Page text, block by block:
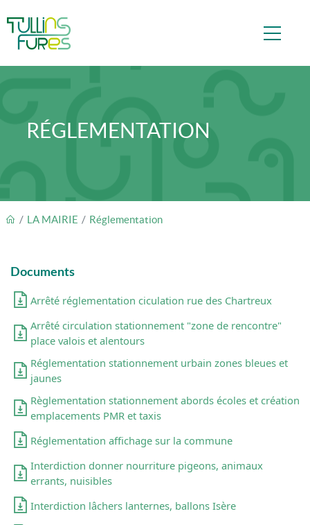
RÉGLEMENTATION
FIL D'ARIANE
LA MAIRIE Réglementation
Documents
Arrêté réglementation ciculation rue des Chartreux
Arrêté circulation stationnement "zone de rencontre"
place valois et alentours
Réglementation stationnement urbain zones bleues et
jaunes
Règlementation stationnement abords écoles et création
emplacements PMR et taxis
Réglementation affichage sur la commune
Interdiction donner nourriture pigeons, animaux
errants, nuisibles
Interdiction lâchers lanternes, ballons Isère